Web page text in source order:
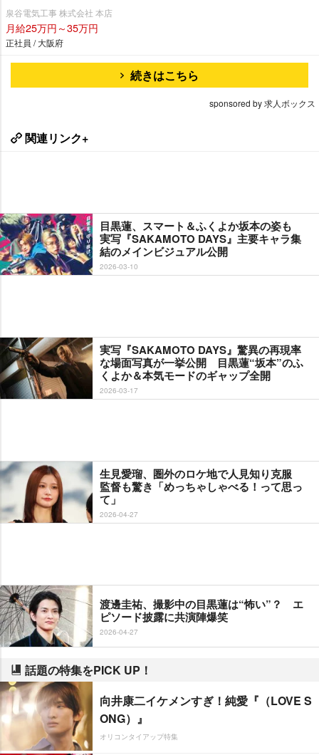
泉谷電気工事 株式会社 本店
月給25万円～35万円
正社員 / 大阪府
続きはこちら
sponsored by 求人ボックス
関連リンク+
目黒蓮、スマート＆ふくよか坂本の姿も
実写『SAKAMOTO DAYS』主要キャラ集
結のメインビジュアル公開
2026-03-10
実写『SAKAMOTO DAYS』驚異の再現率
な場面写真が一挙公開 目黒蓮“坂本”のふ
くよか＆本気モードのギャップ全開
2026-03-17
生見愛瑠、圏外のロケ地で人見知り克服
監督も驚き「めっちゃしゃべる！って思っ
て」
2026-04-27
渡邊圭祐、撮影中の目黒蓮は“怖い”？ エ
ピソード披露に共演陣爆笑
2026-04-27
話題の特集をPICK UP！
向井康二イケメンすぎ！純愛『（LOVE S
ONG）』
オリコンタイアップ特集